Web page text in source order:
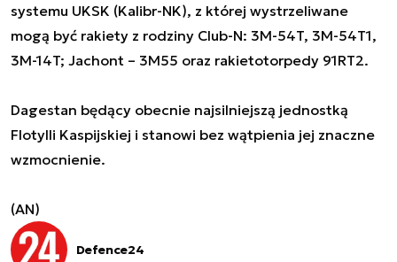
systemu UKSK (Kalibr-NK), z której wystrzeliwane
mogą być rakiety z rodziny Club-N: 3M-54T, 3M-54T1,
3M-14T; Jachont – 3M55 oraz rakietotorpedy 91RT2.
Dagestan będący obecnie najsilniejszą jednostką
Flotylli Kaspijskiej i stanowi bez wątpienia jej znaczne
wzmocnienie.
(AN)
Defence24